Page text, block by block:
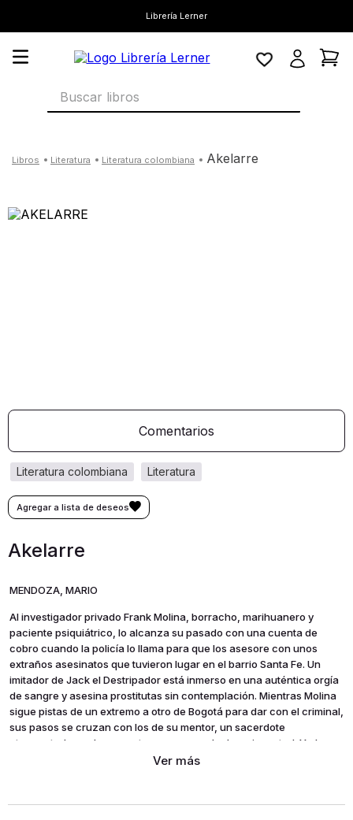
Librería Lerner
Buscar libros
literatura literatura colombiana akelarre
Comentarios
literatura
literatura colombiana
Akelarre
MENDOZA, MARIO
Al investigador privado Frank Molina, borracho, marihuanero y
paciente psiquiátrico, lo alcanza su pasado con una cuenta de
cobro cuando la policía lo llama para que los asesore con unos
extraños asesinatos que tuvieron lugar en el barrio Santa Fe. Un
imitador de Jack el Destripador está inmerso en una auténtica orgía
de sangre y asesina prostitutas sin contemplación. Mientras Molina
sigue pistas de un extremo a otro de Bogotá para dar con el criminal,
sus pasos se cruzan con los de su mentor, un sacerdote
atormentado por los secretos que esconde de su juventud. Y al
fondo de este cuadro gótico de la ciudad contemporánea, una